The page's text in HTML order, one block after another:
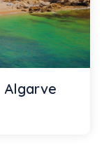
Algarve